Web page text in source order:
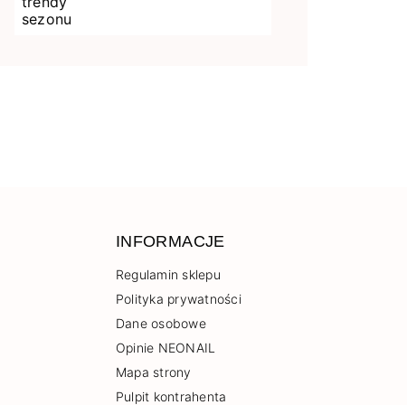
INFORMACJE
Regulamin sklepu
Polityka prywatności
Dane osobowe
Opinie NEONAIL
Mapa strony
Pulpit kontrahenta